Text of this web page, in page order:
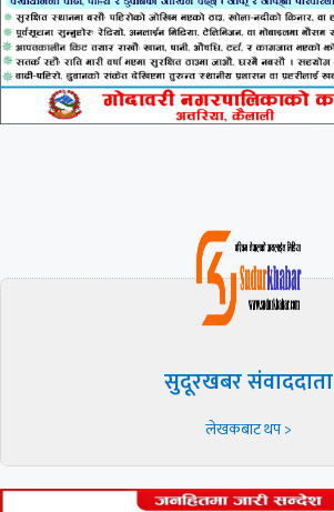
सुदूरखबर संवाददाता
लेखकबाट थप >